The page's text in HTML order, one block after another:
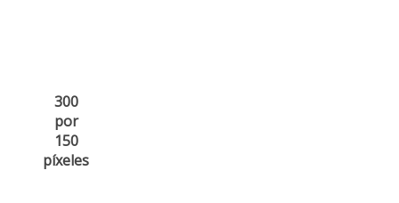
300
por
150
píxeles